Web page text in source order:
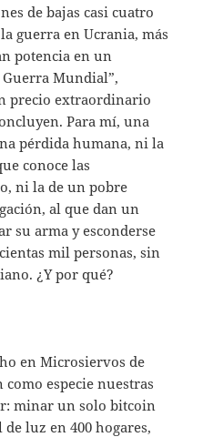
de bajas casi cuatro
guerra en Ucrania, más
potencia en un
Mundial”,
precio extraordinario
Para mí, una
pérdida humana, ni la
conoce las
ni la de un pobre
al que dan un
su arma y esconderse
mil personas, sin
¿Y por qué?
en Microsiervos de
especie nuestras
minar un solo bitcoin
luz en 400 hogares,